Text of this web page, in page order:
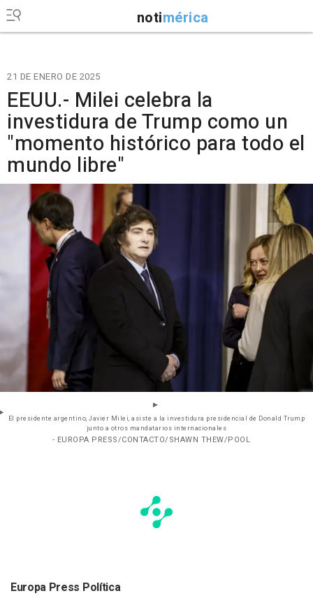
notimérica
21 DE ENERO DE 2025
EEUU.- Milei celebra la
investidura de Trump como un
"momento histórico para todo el
mundo libre"
El presidente argentino, Javier Milei, asiste a la investidura presidencial de Donald Trump
junto a otros mandatarios internacionales
- EUROPA PRESS/CONTACTO/SHAWN THEW/POOL
Europa Press Política